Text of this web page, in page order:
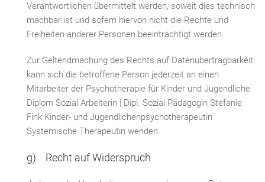
Verantwortlichen übermittelt werden, soweit dies technisch
machbar ist und sofern hiervon nicht die Rechte und
Freiheiten anderer Personen beeinträchtigt werden.
Zur Geltendmachung des Rechts auf Datenübertragbarkeit
kann sich die betroffene Person jederzeit an einen
Mitarbeiter der Psychotherapie für Kinder und Jugendliche
Diplom Sozial Arbeiterin | Dipl. Sozial Pädagogin Stefanie
Fink Kinder- und Jugendlichenpsychotherapeutin
Systemische Therapeutin wenden.
g) Recht auf Widerspruch